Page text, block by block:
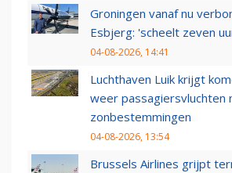
Groningen vanaf nu
Esbjerg: 'scheelt zeven
04-08-2026, 14:41
Luchthaven Luik krijgt
weer passagiersvluchten
zonbestemmingen
04-08-2026, 13:54
Brussels Airlines grijpt